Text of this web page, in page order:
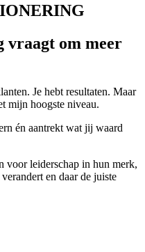
vraagt om meer
Je hebt resultaten. Maar
mijn hoogste niveau.
én aantrekt wat jij waard
voor leiderschap in hun merk,
en daar de juiste